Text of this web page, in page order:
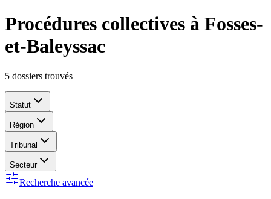
Procédures collectives à Fosses-
et-Baleyssac
5 dossiers trouvés
Statut
Région
Tribunal
Secteur
Recherche avancée